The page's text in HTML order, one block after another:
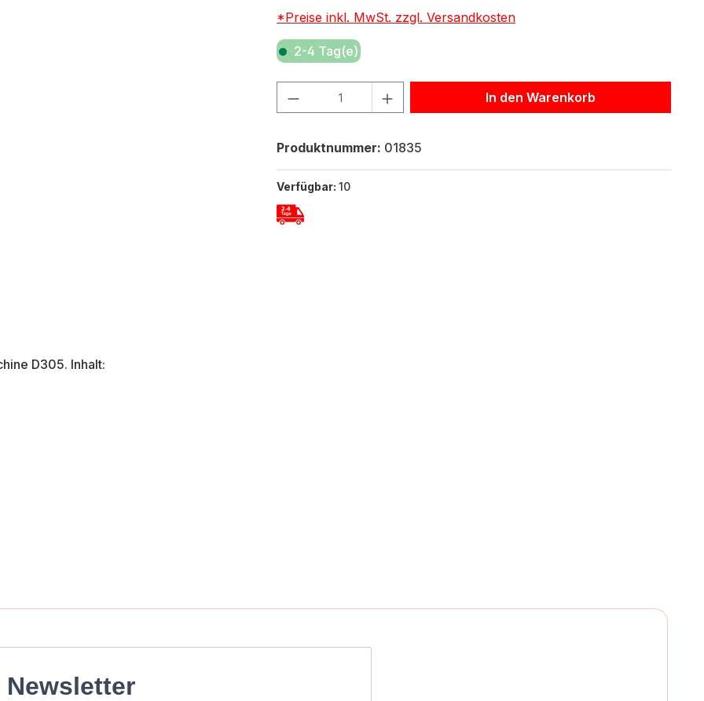
*Preise inkl. MwSt. zzgl. Versandkosten
2-4 Tag(e)
Produkt Anzahl: Gib den gewünschten Wert ein oder benutze die
In den Warenkorb
Produktnummer: 01835
Verfügbar:10
D305. Inhalt:
Newsletter